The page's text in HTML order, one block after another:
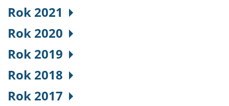
Rok 2021
Rok 2020
Rok 2019
Rok 2018
Rok 2017